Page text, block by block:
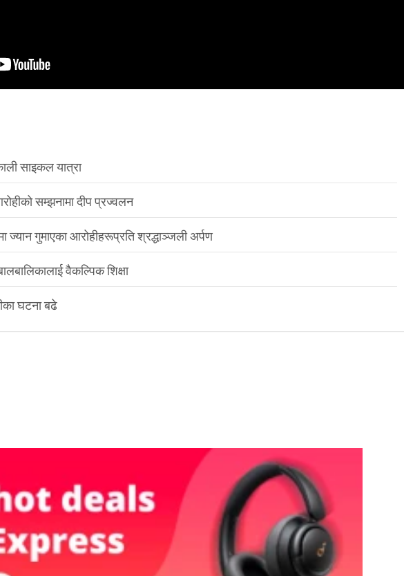
साइकल यात्रा
सम्झनामा दीप प्रज्वलन
ज्यान गुमाएका आरोहीहरूप्रति श्रद्धाञ्जली अर्पण
वैकल्पिक शिक्षा
घटना बढे